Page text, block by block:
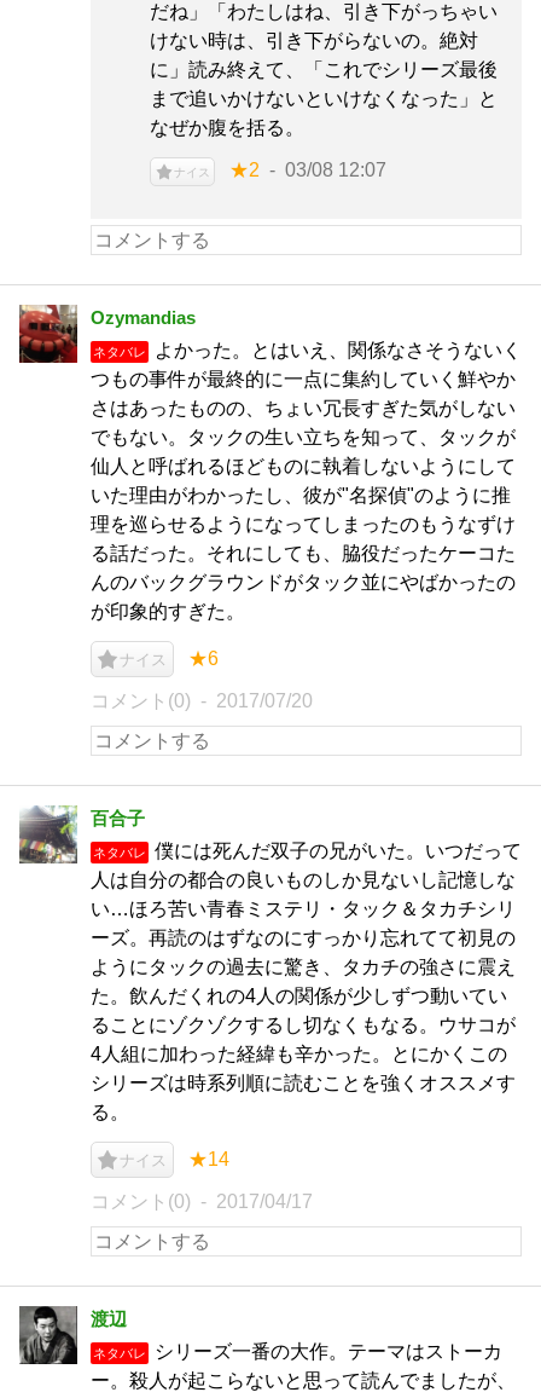
だね」「わたしはね、引き下がっちゃい
けない時は、引き下がらないの。絶対
に」読み終えて、「これでシリーズ最後
まで追いかけないといけなくなった」と
なぜか腹を括る。
ナイス ★2 03/08 12:07
Ozymandias
ネタバレ
よかった。とはいえ、関係なさそうないく
つもの事件が最終的に一点に集約していく鮮やか
さはあったものの、ちょい冗長すぎた気がしない
でもない。タックの生い立ちを知って、タックが
仙人と呼ばれるほどものに執着しないようにして
いた理由がわかったし、彼が"名探偵"のように推
理を巡らせるようになってしまったのもうなずけ
る話だった。それにしても、脇役だったケーコた
んのバックグラウンドがタック並にやばかったの
が印象的すぎた。
ナイス ★6
コメント(0) 2017/07/20
百合子
ネタバレ
僕には死んだ双子の兄がいた。いつだって
人は自分の都合の良いものしか見ないし記憶しな
い…ほろ苦い青春ミステリ・タック＆タカチシリ
ーズ。再読のはずなのにすっかり忘れてて初見の
ようにタックの過去に驚き、タカチの強さに震え
た。飲んだくれの4人の関係が少しずつ動いてい
ることにゾクゾクするし切なくもなる。ウサコが
4人組に加わった経緯も辛かった。とにかくこの
シリーズは時系列順に読むことを強くオススメす
る。
ナイス ★14
コメント(0) 2017/04/17
渡辺
ネタバレ
シリーズ一番の大作。テーマはストーカ
ー。殺人が起こらないと思って読んでましたが、